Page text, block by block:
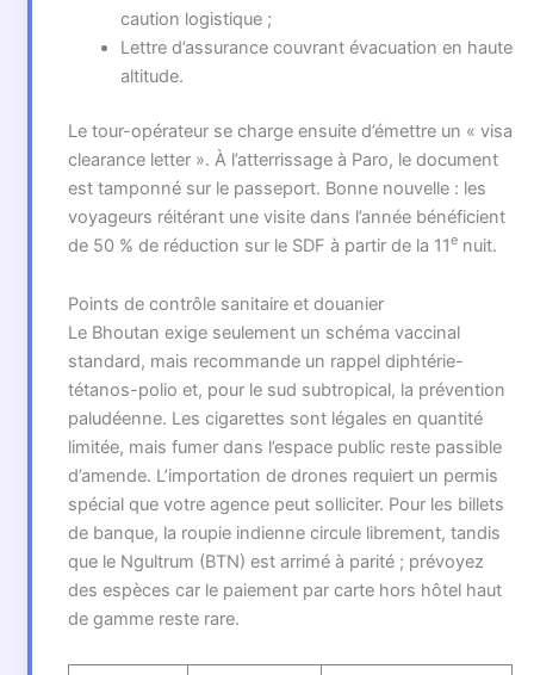
caution logistique ;
Lettre d’assurance couvrant évacuation en haute
altitude.
Le tour-opérateur se charge ensuite d’émettre un « visa
clearance letter ». À l’atterrissage à Paro, le document
est tamponné sur le passeport. Bonne nouvelle : les
voyageurs réitérant une visite dans l’année bénéficient
de 50 % de réduction sur le SDF à partir de la 11enuit.
Points de contrôle sanitaire et douanier
Le Bhoutan exige seulement un schéma vaccinal
standard, mais recommande un rappel diphtérie-
tétanos-polio et, pour le sud subtropical, la prévention
paludéenne. Les cigarettes sont légales en quantité
limitée, mais fumer dans l’espace public reste passible
d’amende. L’importation de drones requiert un permis
spécial que votre agence peut solliciter. Pour les billets
de banque, la roupie indienne circule librement, tandis
que le Ngultrum (BTN) est arrimé à parité ; prévoyez
des espèces car le paiement par carte hors hôtel haut
de gamme reste rare.